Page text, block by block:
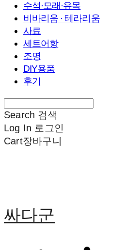
수석·모래·유목
비바리움 · 테라리움
사료
세트어항
조명
DIY용품
후기
Search 검색
Log In 로그인
Cart장바구니
싸다군